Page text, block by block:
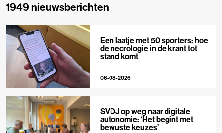
1949 nieuwsberichten
Een laatje met 50 sporters: hoe
de necrologie in de krant tot
stand komt
06-08-2026
SVDJ op weg naar digitale
autonomie: ‘Het begint met
bewuste keuzes’